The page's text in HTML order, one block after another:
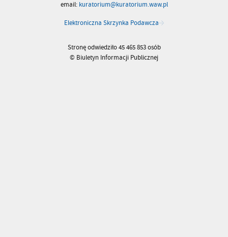
email: kuratorium@kuratorium.waw.pl
Elektroniczna Skrzynka Podawcza
Stronę odwiedziło 45 465 853 osób
© Biuletyn Informacji Publicznej